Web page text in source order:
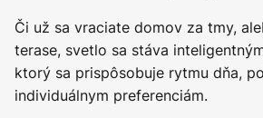
Či už sa vraciate domov za tmy,
terase, svetlo sa stáva
ktorý sa prispôsobuje rytmu dňa,
individuálnym preferenciám.